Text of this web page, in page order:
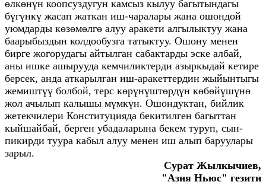
өлкөнүн коопсуздугун камсыз кылуу багытындагы
бүгүнкү жасап жаткан иш-чаралары жана ошондой
уюмдарды көзөмөлгө алуу аракети алгылыктуу жана
баарыбыздын колдообузга татыктуу. Ошону менен
бирге жогорудагы айтылган сабактарды эске албай,
аны ишке ашырууда кемчиликтерди азыркыдай кетире
берсек, анда аткарылган иш-аракеттердин жыйынтыгы
жемиштүү болбой, терс көрүнүштөрдүн көбөйүшүнө
жол ачылып калышы мүмкүн. Ошондуктан, бийлик
жетекчилери Конституцияда бекитилген багыттан
кыйшайбай, берген убадаларына бекем туруп, сын-
пикирди туура кабыл алуу менен иш алып баруулары
зарыл.
Сурат Жылкычиев,
"Азия Ньюс" гезити